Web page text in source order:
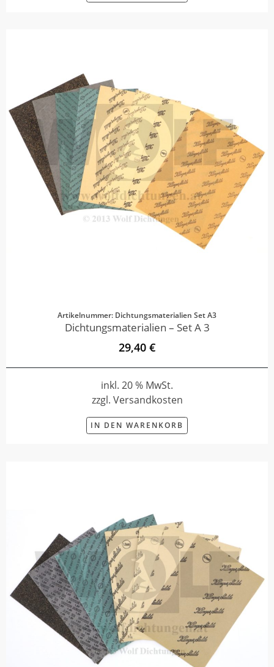
Artikelnummer: Dichtungsmaterialien Set A3
Dichtungsmaterialien – Set A 3
29,40 €
inkl. 20 % MwSt.
zzgl. Versandkosten
IN DEN WARENKORB